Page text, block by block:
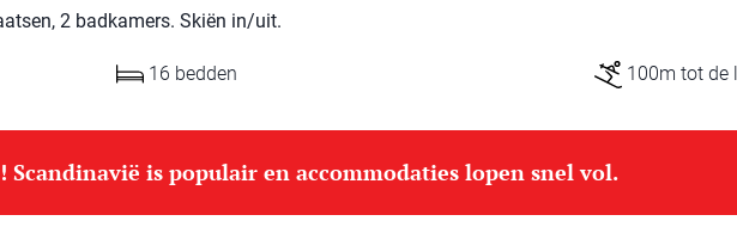
2 badkamers. Skiën in/uit.
16 bedden 100m tot de
Scandinavië is populair en accommodaties lopen snel vol.